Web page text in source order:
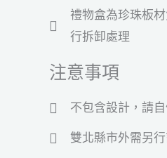
禮物盒為珍珠板
行拆卸處理
注意事項
不包含設計，請
雙北縣市外需另